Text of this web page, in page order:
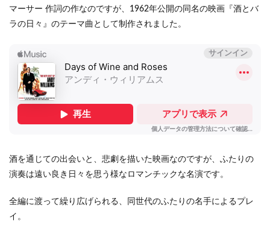
マーサー 作詞の作なのですが、1962年公開の同名の映画『酒とバ
ラの日々』のテーマ曲として制作されました。
酒を通じての出会いと、悲劇を描いた映画なのですが、ふたりの
演奏は遠い良き日々を思う様なロマンチックな名演です。
全編に渡って繰り広げられる、同世代のふたりの名手によるプレ
イ。